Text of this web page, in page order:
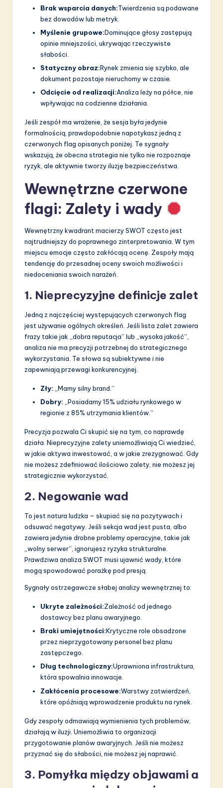
Brak wsparcia danych:Twierdzenia są podawane
bez dowodów lub metryk.
Myślenie grupowe:Dominujące głosy zastępują
opinie mniejszości, ukrywając rzeczywiste
słabości.
Statyczny obraz:Rynek zmienia się szybko, ale
dokument pozostaje nieruchomy w czasie.
Odcięcie od realizacji:Analiza leży na półce, nie
wpływając na codzienne działania.
Jeśli zespół ma wrażenie, że sesja była jedynie
formalnością, prawdopodobnie napotykasz jedną z
czerwonych flag opisanych poniżej. Te sygnały
wskazują, że obecna strategia nie tylko nie rozpoznaje
ryzyk, ale aktywnie tworzy iluzję bezpieczeństwa.
Wewnętrzne czerwone
flagi: Zalety i wady
Wewnętrzny kwadrant macierzy SWOT często jest
najtrudniejszy do poprawnego zinterpretowania. W tym
miejscu emocje często zakłócają ocenę. Zespoły mają
tendencję do przesadnej oceny swoich możliwości i
niedoceniania swoich narażeń.
1. Nieprecyzyjne definicje zalet
Jedną z najczęściej występujących czerwonych flag
jest używanie ogólnych określeń. Jeśli lista zalet zawiera
frazy takie jak „dobra reputacja” lub „wysoka jakość”,
analiza nie ma precyzji potrzebnej do strategicznego
wykorzystania. Te słowa są subiektywne i nie
zapewniają przewagi konkurencyjnej.
Zły: „Mamy silny brand.”
Dobry: „Posiadamy 15% udziału rynkowego w
regionie z 85% utrzymania klientów.”
Precyzja pozwala Ci skupić się na tym, co naprawdę
działa. Nieprecyzyjne zalety uniemożliwiają Ci wiedzieć,
w jakie aktywa inwestować, a w jakie zrezygnować. Gdy
nie możesz zdefiniować ilościowo zalety, nie możesz jej
strategicznie wykorzystać.
2. Negowanie wad
To jest natura ludzka – skupiać się na pozytywach i
odsuwać negatywy. Jeśli sekcja wad jest pusta, albo
zawiera jedynie drobne problemy operacyjne, takie jak
„wolny serwer”, ignorujesz ryzyka strukturalne.
Prawdziwa analiza SWOT musi ujawnić wady, które
mogą spowodować porażkę pod presją.
Sygnały ostrzegawcze słabej analizy wewnętrznej to:
Ukryte zależności:Zależność od jednego
dostawcy bez planu awaryjnego.
Braki umiejętności:Krytyczne role obsadzone
przez nieprzygotowany personel bez planu
zastępczego.
Dług technologiczny:Uprawniona infrastruktura,
która spowalnia innowacje.
Zakłócenia procesowe:Warstwy zatwierdzeń,
które opóźniają wprowadzenie produktu na rynek.
Gdy zespoły odmawiają wymienienia tych problemów,
działają w iluzji. Uniemożliwia to organizacji
przygotowanie planów awaryjnych. Jeśli nie możesz
przyznać się do słabości, nie możesz jej naprawić.
3. Pomyłka między objawami a